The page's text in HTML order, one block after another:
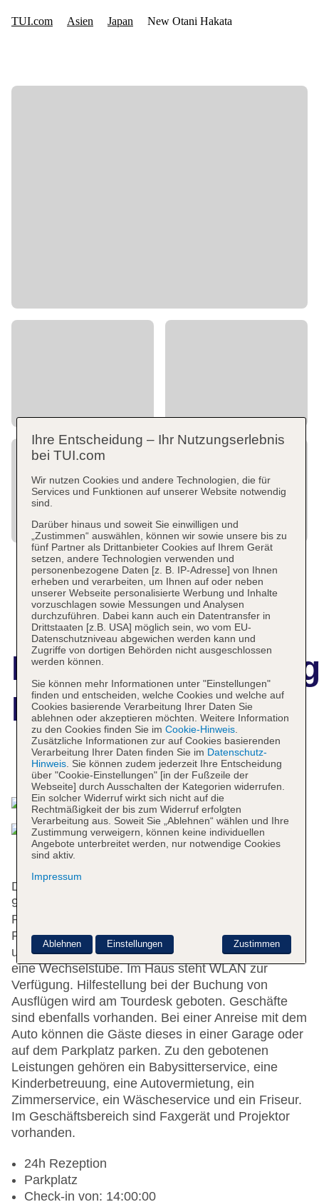
New Otani Hakata
Das bietet Ihre Unterkunft
Das Hotel mit 3 Aufzügen verfügt über 389 Zimmer,
9 Suiten und 22 Einzelzimmer. Das freundliche
Personal an der Rezeption ist gerne bei allen
Fragen behilflich. Die Einrichtung der Unterbringung
umfasst eine Gepäckaufbewahrung, einen Safe und
eine Wechselstube. Im Haus steht WLAN zur
Verfügung. Hilfestellung bei der Buchung von
Ausflügen wird am Tourdesk geboten. Geschäfte
sind ebenfalls vorhanden. Bei einer Anreise mit dem
Auto können die Gäste dieses in einer Garage oder
auf dem Parkplatz parken. Zu den gebotenen
Leistungen gehören ein Babysitterservice, eine
Kinderbetreuung, eine Autovermietung, ein
Zimmerservice, ein Wäscheservice und ein Friseur.
Im Geschäftsbereich sind Faxgerät und Projektor
vorhanden.
24h Rezeption
Parkplatz
Check-in von: 14:00:00
Ihre Entscheidung – Ihr Nutzungserlebnis
bei TUI.com
Wir nutzen Cookies und andere Technologien, die für
Services und Funktionen auf unserer Website notwendig
sind.
Darüber hinaus und soweit Sie einwilligen und
„Zustimmen“ auswählen, können wir sowie unsere bis zu
fünf Partner als Drittanbieter Cookies auf Ihrem Gerät
setzen, andere Technologien verwenden und
personenbezogene Daten [z. B. IP-Adresse] von Ihnen
erheben und verarbeiten, um Ihnen auf oder neben
unserer Webseite personalisierte Werbung und Inhalte
vorzuschlagen sowie Messungen und Analysen
durchzuführen. Dabei kann auch ein Datentransfer in
Drittstaaten [z.B. USA] möglich sein, wo vom EU-
Datenschutzniveau abgewichen werden kann und
Zugriffe von dortigen Behörden nicht ausgeschlossen
werden können.
Sie können mehr Informationen unter "Einstellungen"
finden und entscheiden, welche Cookies und welche auf
Cookies basierende Verarbeitung Ihrer Daten Sie
ablehnen oder akzeptieren möchten. Weitere Information
zu den Cookies finden Sie im Cookie-Hinweis.
Zusätzliche Informationen zur auf Cookies basierenden
Verarbeitung Ihrer Daten finden Sie im Datenschutz-
Hinweis. Sie können zudem jederzeit Ihre Entscheidung
über "Cookie-Einstellungen" [in der Fußzeile der
Webseite] durch Ausschalten der Kategorien widerrufen.
Ein solcher Widerruf wirkt sich nicht auf die
Rechtmäßigkeit der bis zum Widerruf erfolgten
Verarbeitung aus. Soweit Sie „Ablehnen“ wählen und Ihre
Zustimmung verweigern, können keine individuellen
Angebote unterbreitet werden, nur notwendige Cookies
sind aktiv.
Impressum
Zustimmen
Ablehnen Einstellungen